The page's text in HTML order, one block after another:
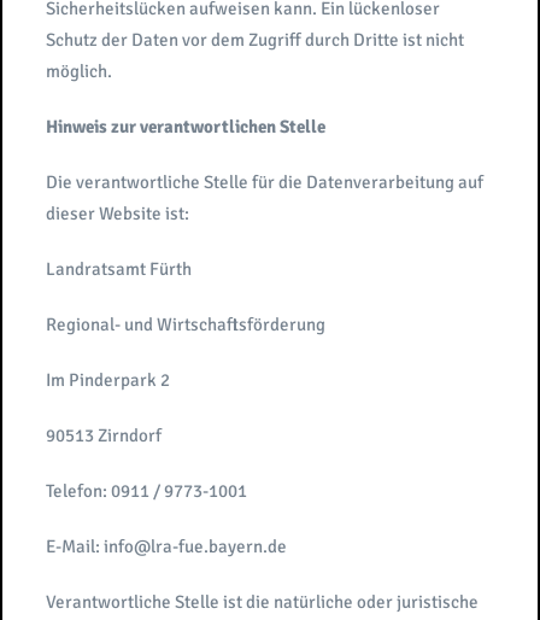
Sicherheitslücken aufweisen kann. Ein lückenloser
Schutz der Daten vor dem Zugriff durch Dritte ist nicht
möglich.
Hinweis zur verantwortlichen Stelle
Die verantwortliche Stelle für die Datenverarbeitung auf
dieser Website ist:
Landratsamt Fürth
Regional- und Wirtschaftsförderung
Im Pinderpark 2
90513 Zirndorf
Telefon: 0911 / 9773-1001
E-Mail: info@lra-fue.bayern.de
Verantwortliche Stelle ist die natürliche oder juristische